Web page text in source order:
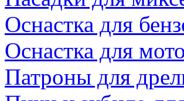
Оснастка для
Оснастка для
Патроны для